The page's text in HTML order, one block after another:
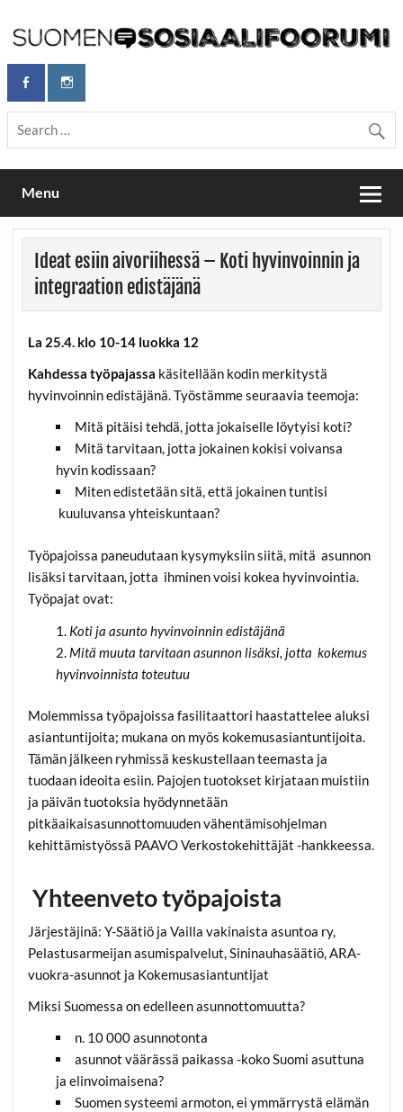
content
Maailmanparannuspäivät / Suomen
Sosiaalifoorumi
Maailmanparannuspäivät Lapinlahden Lähteellä, Helsingissä
26.–27.9.2026
Menu
Ideat esiin aivoriihessä – Koti hyvinvoinnin ja
integraation edistäjänä
La 25.4. klo 10-14 luokka 12
Kahdessa työpajassa käsitellään kodin merkitystä
hyvinvoinnin edistäjänä. Työstämme seuraavia teemoja:
Mitä pitäisi tehdä, jotta jokaiselle löytyisi koti?
Mitä tarvitaan, jotta jokainen kokisi voivansa
hyvin kodissaan?
Miten edistetään sitä, että jokainen tuntisi
kuuluvansa yhteiskuntaan?
Työpajoissa paneudutaan kysymyksiin siitä, mitä asunnon
lisäksi tarvitaan, jotta ihminen voisi kokea hyvinvointia.
Työpajat ovat:
Koti ja asunto hyvinvoinnin edistäjänä
Mitä muuta tarvitaan asunnon lisäksi, jotta kokemus
hyvinvoinnista toteutuu
Molemmissa työpajoissa fasilitaattori haastattelee aluksi
asiantuntijoita; mukana on myös kokemusasiantuntijoita.
Tämän jälkeen ryhmissä keskustellaan teemasta ja
tuodaan ideoita esiin. Pajojen tuotokset kirjataan muistiin
ja päivän tuotoksia hyödynnetään
pitkäaikaisasunnottomuuden vähentämisohjelman
kehittämistyössä PAAVO Verkostokehittäjät -hankkeessa.
Yhteenveto työpajoista
Järjestäjinä: Y-Säätiö ja Vailla vakinaista asuntoa ry,
Pelastusarmeijan asumispalvelut, Sininauhasäätiö, ARA-
vuokra-asunnot ja Kokemusasiantuntijat
Miksi Suomessa on edelleen asunnottomuutta?
n. 10 000 asunnotonta
asunnot väärässä paikassa -koko Suomi asuttuna
ja elinvoimaisena?
Suomen systeemi armoton, ei ymmärrystä elämän